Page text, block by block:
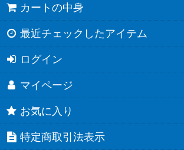
カートの中身
最近チェックしたアイテム
ログイン
マイページ
お気に入り
特定商取引法表示